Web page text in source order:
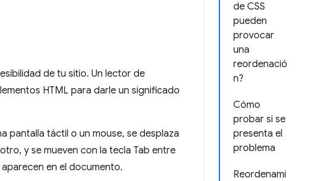
de CSS
pueden
provocar
una
reordenació
n?
Cómo
probar si se
presenta el
problema
Reordenami
de tu sitio. Un lector de
HTML para darle un significado
pantalla táctil o un mouse, se desplaza
y se mueven con la tecla Tab entre
en el documento.